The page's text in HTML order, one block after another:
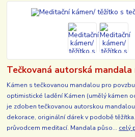
Tečkovaná autorská mandala
Kámen s tečkovanou mandalou pro
optimistické ladění Kámen (umělý kámen
je zdoben tečkovanou autorskou
dekorace, originální dárek v podobě
průvodcem meditací. Mandala půso... celý